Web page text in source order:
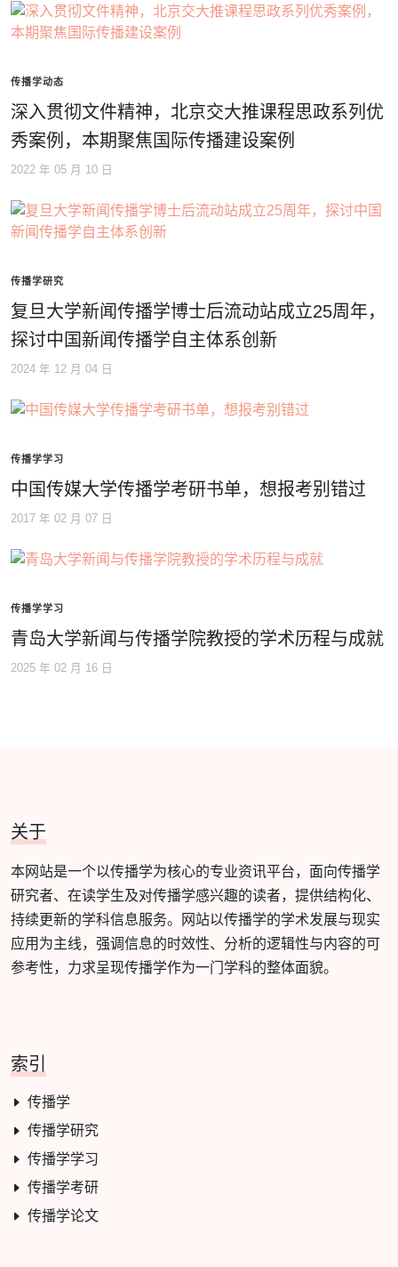
传播学动态
深入贯彻文件精神，北京交大推课程思政系列优
秀案例，本期聚焦国际传播建设案例
2022 年 05 月 10 日
传播学研究
复旦大学新闻传播学博士后流动站成立25周年，
探讨中国新闻传播学自主体系创新
2024 年 12 月 04 日
传播学学习
中国传媒大学传播学考研书单，想报考别错过
2017 年 02 月 07 日
传播学学习
青岛大学新闻与传播学院教授的学术历程与成就
2025 年 02 月 16 日
关于
本网站是一个以传播学为核心的专业资讯平台，面向传播学
研究者、在读学生及对传播学感兴趣的读者，提供结构化、
持续更新的学科信息服务。网站以传播学的学术发展与现实
应用为主线，强调信息的时效性、分析的逻辑性与内容的可
参考性，力求呈现传播学作为一门学科的整体面貌。
索引
传播学
传播学研究
传播学学习
传播学考研
传播学论文